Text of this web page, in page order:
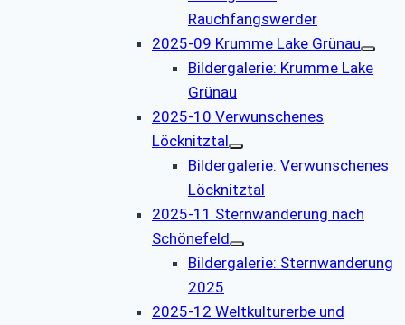
Rauchfangswerder
2025-09 Krumme Lake Grünau
Bildergalerie: Krumme Lake
Grünau
2025-10 Verwunschenes
Löcknitztal
Bildergalerie: Verwunschenes
Löcknitztal
2025-11 Sternwanderung nach
Schönefeld
Bildergalerie: Sternwanderung
2025
2025-12 Weltkulturerbe und